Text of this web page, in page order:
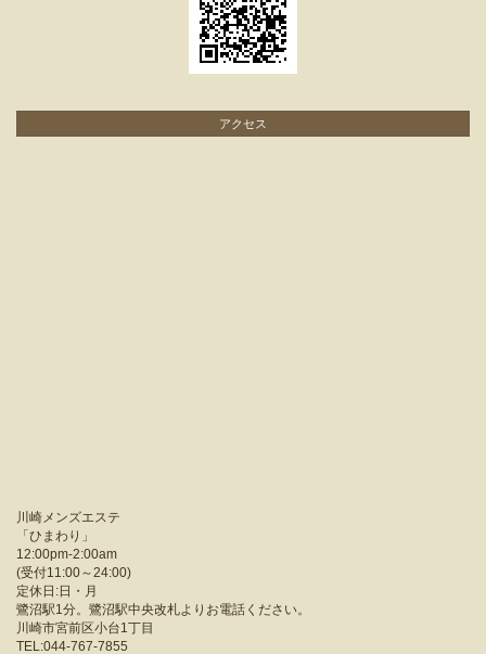
アクセス
川崎メンズエステ
「ひまわり 」
12:00pm-2:00am
(受付11:00～24:00)
定休日:日・月
鷺沼駅1分。鷺沼駅中央改札よりお電話ください。
川崎市宮前区小台1丁目
TEL:044-767-7855